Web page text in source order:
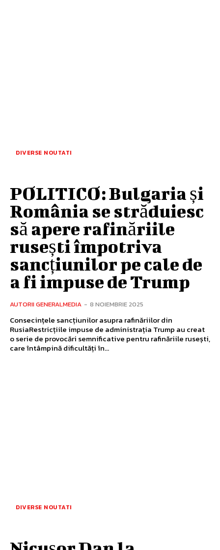
DIVERSE NOUTATI
POLITICO: Bulgaria și
România se străduiesc
să apere rafinăriile
rusești împotriva
sancțiunilor pe cale de
a fi impuse de Trump
AUTORII GENERALMEDIA - 8 NOIEMBRIE 2025
Consecințele sancțiunilor asupra rafinăriilor din
RusiaRestricțiile impuse de administrația Trump au creat
o serie de provocări semnificative pentru rafinăriile rusești,
care întâmpină dificultăți în...
DIVERSE NOUTATI